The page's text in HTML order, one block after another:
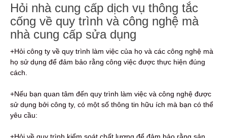
Hỏi nhà cung cấp dịch vụ thông tắc
cống về quy trình và công nghệ mà
nhà cung cấp sửa dụng
+Hỏi công ty về quy trình làm việc của họ và các công nghệ mà
họ sử dụng để đảm bảo rằng công việc được thực hiện đúng
cách.
+Nếu bạn quan tâm đến quy trình làm việc và công nghệ được
sử dụng bởi công ty, có một số thông tin hữu ích mà bạn có thể
yêu cầu:
+Hỏi về quy trình kiểm soát chất lượng để đảm bảo rằng sản